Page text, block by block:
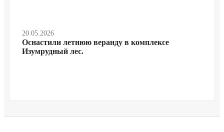
20.05.2026
Оснастили летнюю веранду в комплексе
Изумрудный лес.